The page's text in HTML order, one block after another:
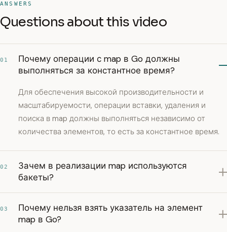
ANSWERS
Questions about this video
01
Почему операции с map в Go должны
выполняться за константное время?
Для обеспечения высокой производительности и
масштабируемости, операции вставки, удаления и
поиска в map должны выполняться независимо от
количества элементов, то есть за константное время.
02
Зачем в реализации map используются
бакеты?
03
Почему нельзя взять указатель на элемент
map в Go?